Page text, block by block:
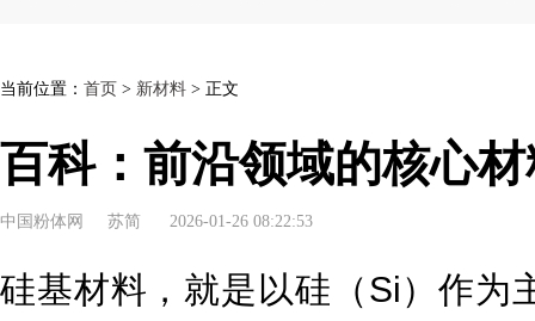
当前位置： 首页 > 新材料 > 正文
百科：前沿领域的核心
中国粉体网 苏简 2026-01-26 08:22:53
硅基材料，就是以硅（Si）作为